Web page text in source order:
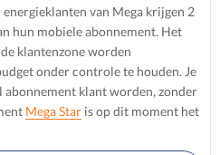
van Mega krijgen 2
hun mobiele abonnement. Het
klantenzone worden
onder controle te houden. Je
abonnement klant worden, zonder
Mega Star is op dit moment het